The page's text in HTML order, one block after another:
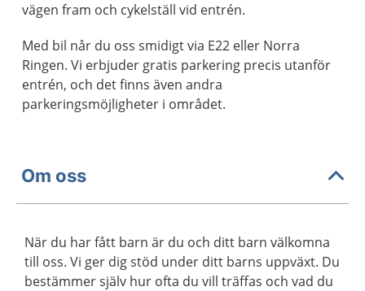
vägen fram och cykelställ vid entrén.
Med bil når du oss smidigt via E22 eller Norra
Ringen. Vi erbjuder gratis parkering precis utanför
entrén, och det finns även andra
parkeringsmöjligheter i området.
Om oss
När du har fått barn är du och ditt barn välkomna
till oss. Vi ger dig stöd under ditt barns uppväxt. Du
bestämmer själv hur ofta du vill träffas och vad du